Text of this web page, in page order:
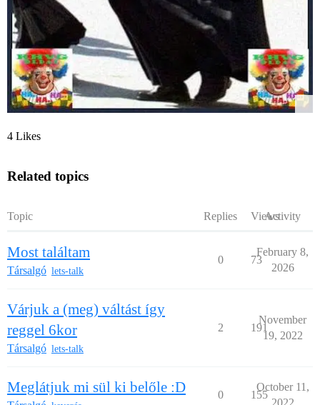
4 Likes
Related topics
Topic Replies ViewsActivity
Most találtam
Társalgó lets-talk
0 73
February 8,
2026
Várjuk a (meg) váltást így
reggel 6kor
Társalgó lets-talk
2 191
November
19, 2022
Meglátjuk mi sül ki belőle :D 0 155
October 11,